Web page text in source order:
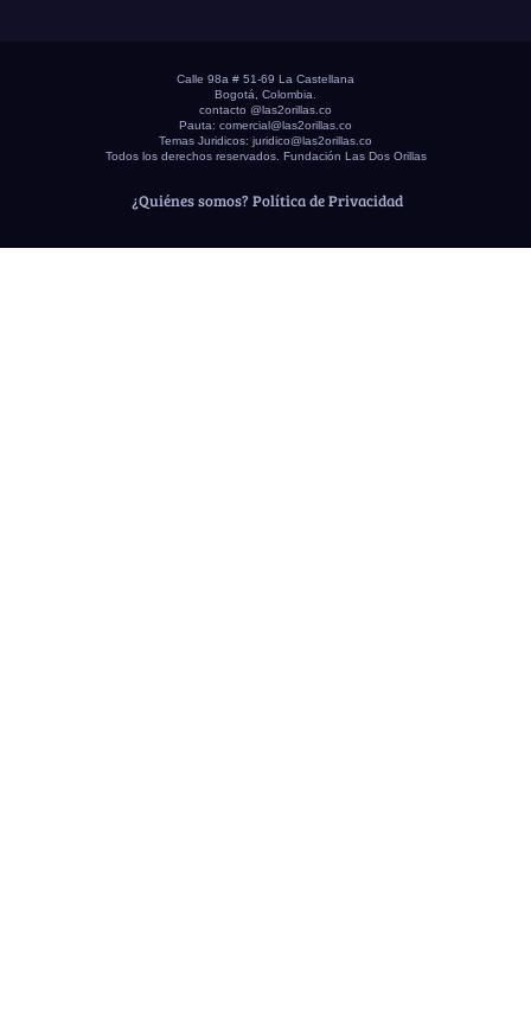
Calle 98a # 51-69 La Castellana
Bogotá, Colombia.
contacto @las2orillas.co
Pauta: comercial@las2orillas.co
Temas Juridicos: juridico@las2orillas.co
Todos los derechos reservados. Fundación Las Dos Orillas
¿Quiénes somos? Política de Privacidad